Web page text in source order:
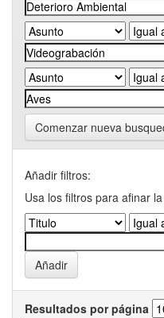
Comenzar nueva
Añadir filtros:
Usa los filtros para afinar
Resultados por página